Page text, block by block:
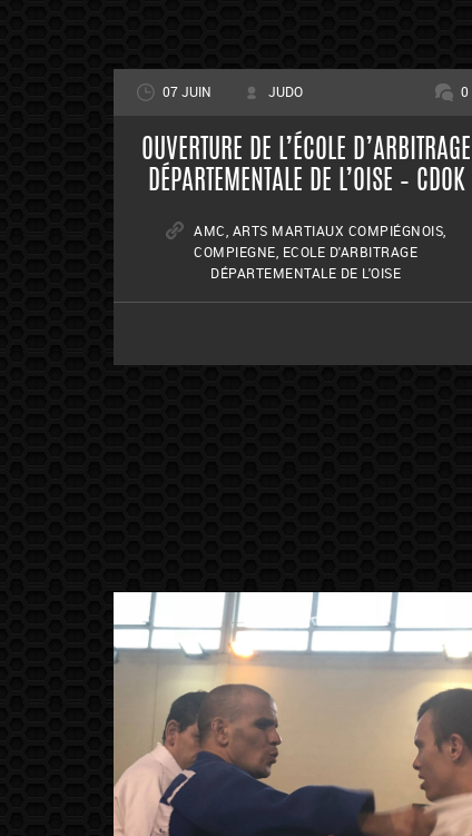
07 JUIN JUDO 0
OUVERTURE DE L’ÉCOLE D’ARBITRAGE
DÉPARTEMENTALE DE L’OISE – CDOK
AMC ARTS MARTIAUX COMPIÉGNOIS
COMPIEGNE ECOLE D'ARBITRAGE
DÉPARTEMENTALE DE L'OISE